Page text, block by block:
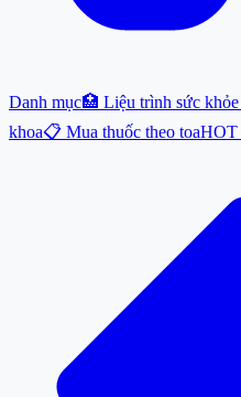
Danh mục🏥 Liệu trình sức khỏe
khoa📋 Mua thuốc theo toaHOT